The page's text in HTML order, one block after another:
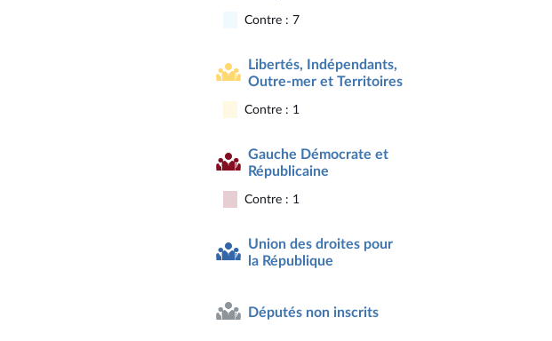
Contre : 7
Libertés, Indépendants,
Outre-mer et Territoires
Contre : 1
Gauche Démocrate et
Républicaine
Contre : 1
Union des droites pour
la République
Députés non inscrits